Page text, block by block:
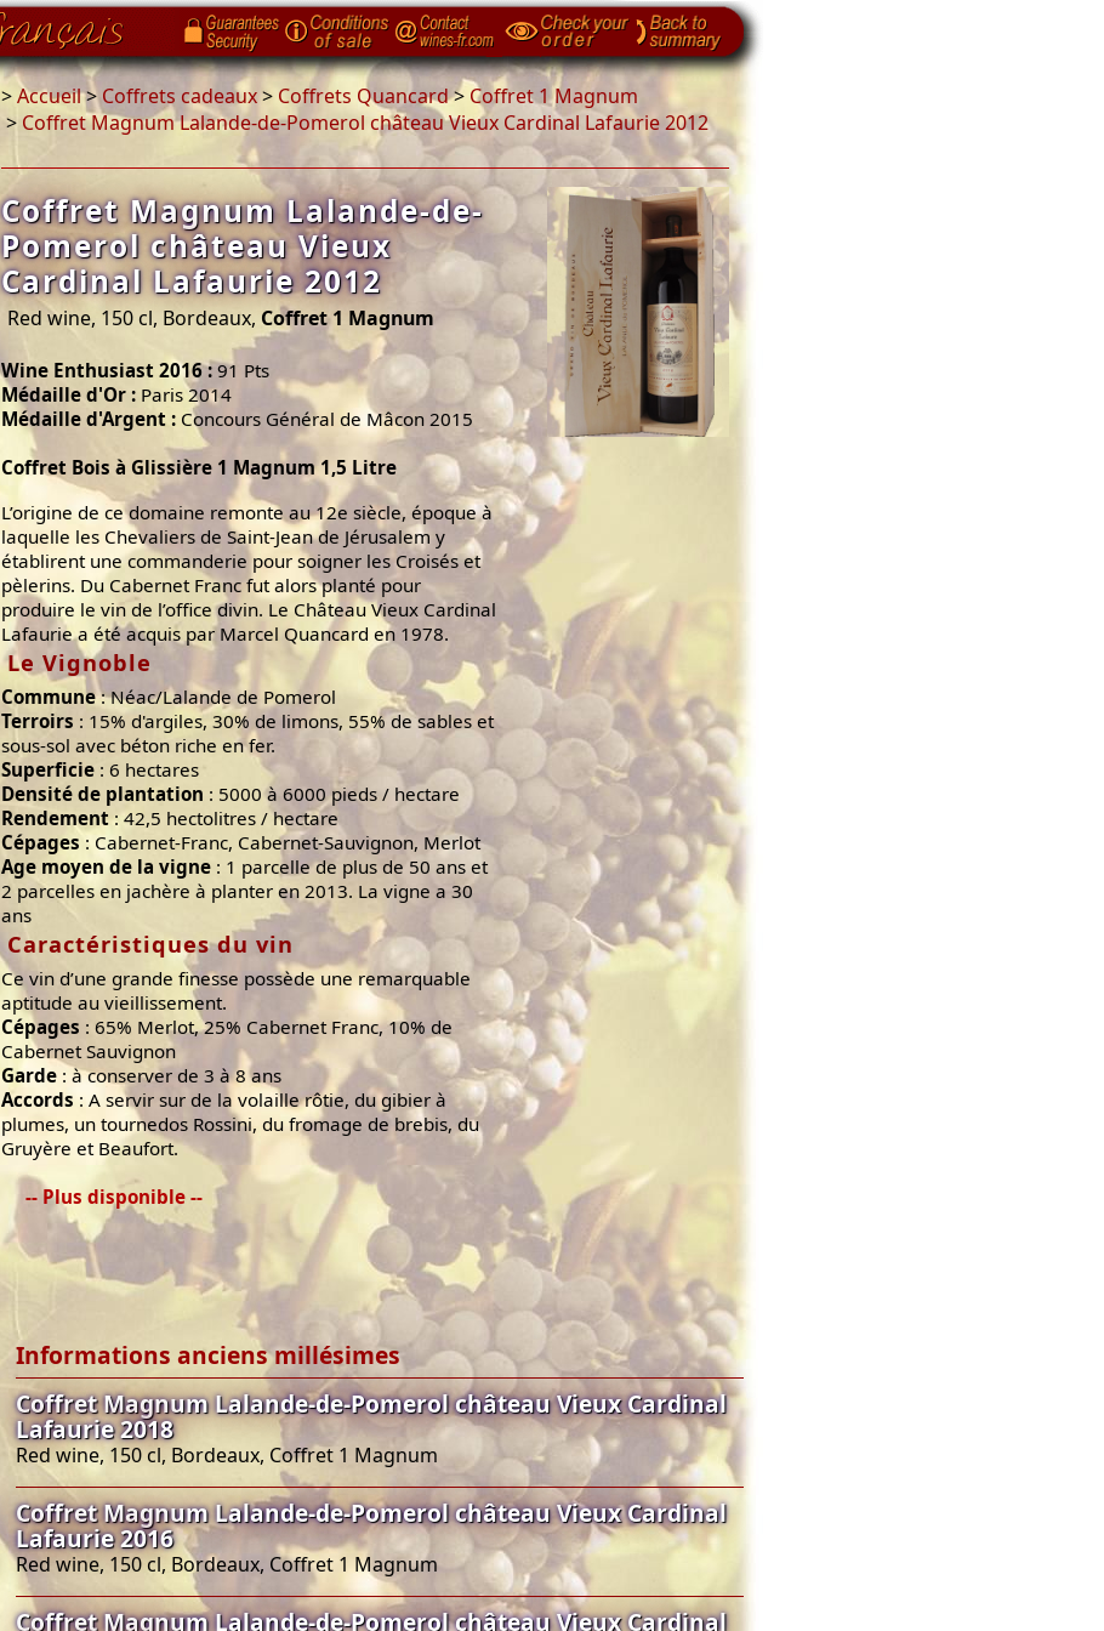
>Accueil>Coffrets cadeaux> Coffrets Quancard> Coffret 1 Magnum
> Coffret Magnum Lalande-de-Pomerol château Vieux Cardinal Lafaurie 2012
Coffret Magnum Lalande-de-
Pomerol château Vieux
Cardinal Lafaurie 2012
Red wine, 150 cl, Bordeaux, Coffret 1 Magnum
Wine Enthusiast 2016 : 91 Pts
Médaille d'Or : Paris 2014
Médaille d'Argent : Concours Général de Mâcon 2015
Coffret Bois à Glissière 1 Magnum 1,5 Litre
L’origine de ce domaine remonte au 12e siècle, époque à
laquelle les Chevaliers de Saint-Jean de Jérusalem y
établirent une commanderie pour soigner les Croisés et
pèlerins. Du Cabernet Franc fut alors planté pour
produire le vin de l’office divin. Le Château Vieux Cardinal
Lafaurie a été acquis par Marcel Quancard en 1978.
Le Vignoble
Commune: Néac/Lalande de Pomerol
Terroirs : 15% d'argiles, 30% de limons, 55% de sables et
sous-sol avec béton riche en fer.
Superficie : 6 hectares
Densité de plantation : 5000 à 6000 pieds / hectare
Rendement: 42,5 hectolitres / hectare
Cépages : Cabernet-Franc, Cabernet-Sauvignon, Merlot
Age moyen de la vigne : 1 parcelle de plus de 50 ans et
2 parcelles en jachère à planter en 2013. La vigne a 30
ans
Caractéristiques du vin
Ce vin d’une grande finesse possède une remarquable
aptitude au vieillissement.
Cépages : 65% Merlot, 25% Cabernet Franc, 10% de
Cabernet Sauvignon
Garde : à conserver de 3 à 8 ans
Accords : A servir sur de la volaille rôtie, du gibier à
plumes, un tournedos Rossini, du fromage de brebis, du
Gruyère et Beaufort.
-- Plus disponible --
Informations anciens millésimes
Coffret Magnum Lalande-de-Pomerol château Vieux Cardinal
Lafaurie 2018
Red wine, 150 cl, Bordeaux, Coffret 1 Magnum
Coffret Magnum Lalande-de-Pomerol château Vieux Cardinal
Lafaurie 2016
Red wine, 150 cl, Bordeaux, Coffret 1 Magnum
Coffret Magnum Lalande-de-Pomerol château Vieux Cardinal